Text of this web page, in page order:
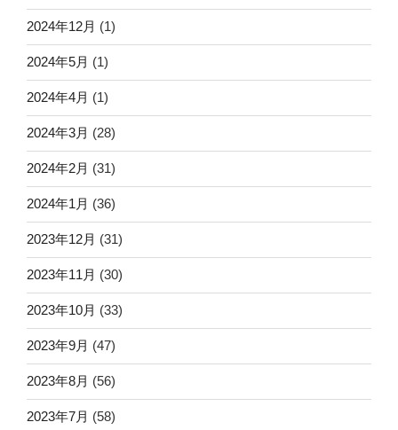
2024年12月 (1)
2024年5月 (1)
2024年4月 (1)
2024年3月 (28)
2024年2月 (31)
2024年1月 (36)
2023年12月 (31)
2023年11月 (30)
2023年10月 (33)
2023年9月 (47)
2023年8月 (56)
2023年7月 (58)